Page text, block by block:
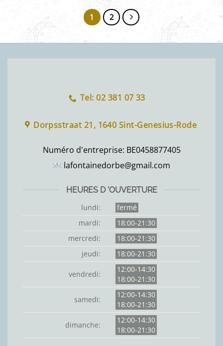
1 2
Tel: 02 381 07 33
Dorpsstraat 21, 1640 Sint-Genesius-Rode
Numéro d'entreprise: BE0458877405
lafontainedorbe@gmail.com
HEURES D 'OUVERTURE
lundi:
fermé
mardi:
18:00-21:30
mercredi:
18:00-21:30
jeudi:
18:00-21:30
vendredi:
12:00-14:30
18:00-21:30
samedi:
12:00-14:30
18:00-21:30
dimanche:
12:00-14:30
18:00-21:30